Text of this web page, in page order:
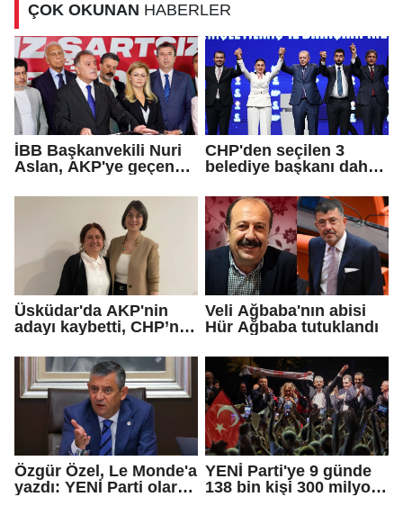
ÇOK OKUNAN HABERLER
İBB Başkanvekili Nuri
Aslan, AKP'ye geçen
iddialarına yanıt verdi
CHP'den seçilen 3
belediye başkanı daha
Üsküdar'da AKP'nin
adayı kaybetti, CHP’nin
Çetinkaya Başkan
Vekili seçildi
Veli Ağbaba'nın abisi
Hür Ağbaba tutuklandı
Özgür Özel, Le Monde'a
yazdı: YENİ Parti olarak
YENİ Parti'ye 9 günde
138 bin kişi 300 milyon